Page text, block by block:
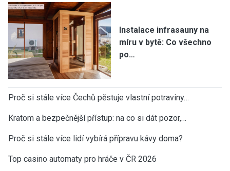
Instalace infrasauny na
míru v bytě: Co všechno
po…
Proč si stále více Čechů pěstuje vlastní potraviny…
Kratom a bezpečnější přístup: na co si dát pozor,…
Proč si stále více lidí vybírá přípravu kávy doma?
Top casino automaty pro hráče v ČR 2026